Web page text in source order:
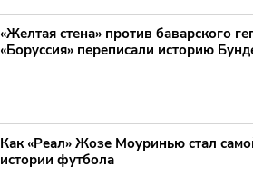
«Желтая стена» против баварского
«Боруссия» переписали историю
Как «Реал» Жозе Моуринью стал
истории футбола